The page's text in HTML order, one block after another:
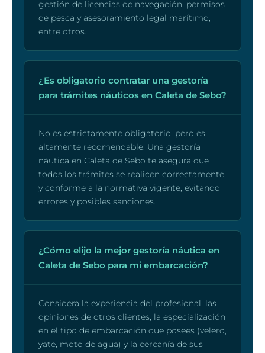
gestión de licencias de navegación, permisos
de pesca y asesoramiento legal marítimo,
entre otros.
¿Es obligatorio contratar una gestoría
para trámites náuticos en Caleta de Sebo?
No es estrictamente obligatorio, pero es
altamente recomendable. Una gestoría
náutica en Caleta de Sebo te asegura que
todos los trámites se realicen correctamente
y conforme a la normativa vigente, evitando
errores y posibles sanciones.
¿Cómo elijo la mejor gestoría náutica en
Caleta de Sebo para mi embarcación?
Considera la experiencia del profesional, las
opiniones de otros clientes, la especialización
en el tipo de embarcación que posees (velero,
yate, moto de agua) y la cercanía de sus